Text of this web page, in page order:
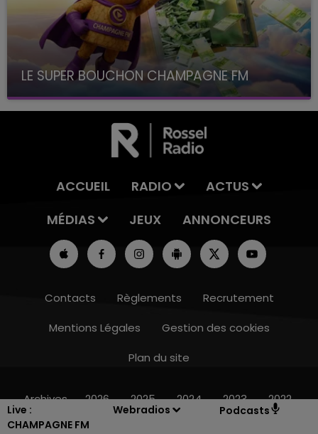
Live :
CHAMPAGNE FM
Webradios Podcasts
10h00 - 14h00
LE SUPER BOUCHON CHAMPAGNE FM
avec La Famille Champagne FM, à 8H10
ACCUEIL RADIO
ACTUS
MÉDIAS
JEUX ANNONCEURS
Contacts Règlements
Recrutement
Mentions Légales
Gestion des cookies
Plan du site
Archives 2026 2025 2024 2023 2022